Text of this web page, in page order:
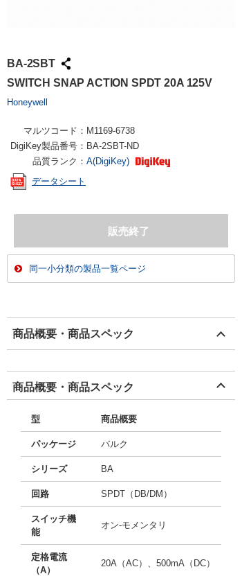
BA-2SBT
SWITCH SNAP ACTION SPDT 20A 125V
Honeywell
マルツコード： M1169-6738
DigiKey製品番号： BA-2SBT-ND
品質ランク： A(DigiKey)
データシート
同一小分類の製品一覧ページ
商品概要・商品スペック
商品概要・商品スペック
型 商品概要
パッケージ バルク
シリーズ BA
回路 SPDT（DB/DM）
スイッチ機
能
オン-モメンタリ
定格電流
（A）
20A（AC）、500mA（DC）